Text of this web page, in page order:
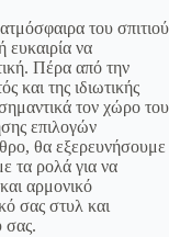
του σπιτιού
ευκαιρία να
Πέρα από την
και της ιδιωτικής
τον χώρο του
επιλογών
θα εξερευνήσουμε
τα ρολά για να
αρμονικό
σας στυλ και
σας.